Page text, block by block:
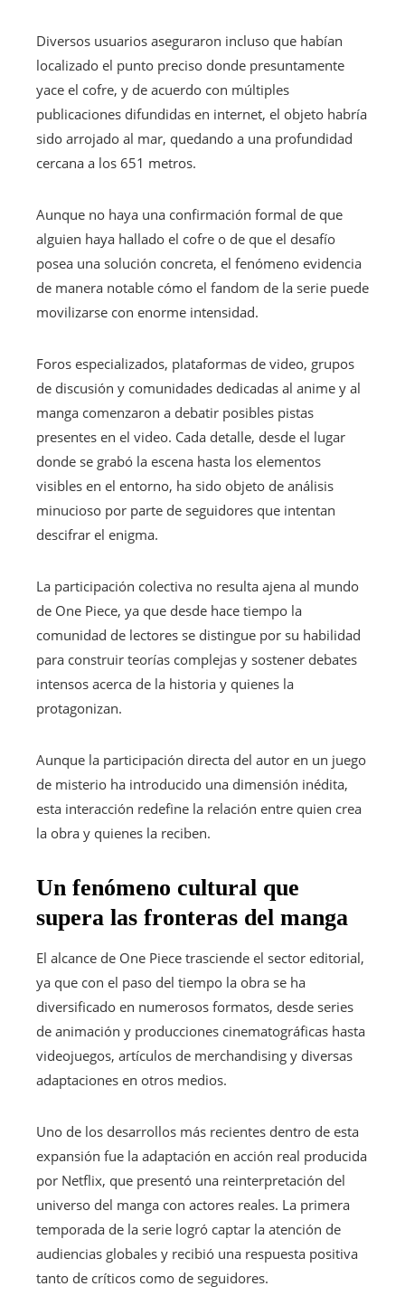
Diversos usuarios aseguraron incluso que habían
localizado el punto preciso donde presuntamente
yace el cofre, y de acuerdo con múltiples
publicaciones difundidas en internet, el objeto habría
sido arrojado al mar, quedando a una profundidad
cercana a los 651 metros.
Aunque no haya una confirmación formal de que
alguien haya hallado el cofre o de que el desafío
posea una solución concreta, el fenómeno evidencia
de manera notable cómo el fandom de la serie puede
movilizarse con enorme intensidad.
Foros especializados, plataformas de video, grupos
de discusión y comunidades dedicadas al anime y al
manga comenzaron a debatir posibles pistas
presentes en el video. Cada detalle, desde el lugar
donde se grabó la escena hasta los elementos
visibles en el entorno, ha sido objeto de análisis
minucioso por parte de seguidores que intentan
descifrar el enigma.
La participación colectiva no resulta ajena al mundo
de One Piece, ya que desde hace tiempo la
comunidad de lectores se distingue por su habilidad
para construir teorías complejas y sostener debates
intensos acerca de la historia y quienes la
protagonizan.
Aunque la participación directa del autor en un juego
de misterio ha introducido una dimensión inédita,
esta interacción redefine la relación entre quien crea
la obra y quienes la reciben.
Un fenómeno cultural que
supera las fronteras del manga
El alcance de One Piece trasciende el sector editorial,
ya que con el paso del tiempo la obra se ha
diversificado en numerosos formatos, desde series
de animación y producciones cinematográficas hasta
videojuegos, artículos de merchandising y diversas
adaptaciones en otros medios.
Uno de los desarrollos más recientes dentro de esta
expansión fue la adaptación en acción real producida
por Netflix, que presentó una reinterpretación del
universo del manga con actores reales. La primera
temporada de la serie logró captar la atención de
audiencias globales y recibió una respuesta positiva
tanto de críticos como de seguidores.